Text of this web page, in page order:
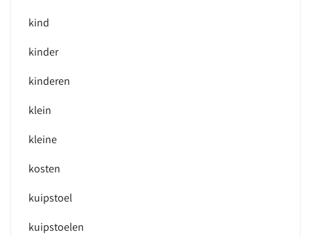
kind
kinder
kinderen
klein
kleine
kosten
kuipstoel
kuipstoelen